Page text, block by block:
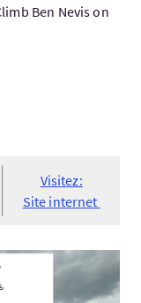
Ben Nevis on
Visitez:
Site internet